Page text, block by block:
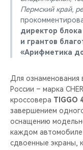
Пермский край,
директор
и грантов
«Арифметика
Для ознаменования
России – марка
кроссовера TIGGO
завершением
оснащению
каждом автомобиле
сдвоенные экраны,